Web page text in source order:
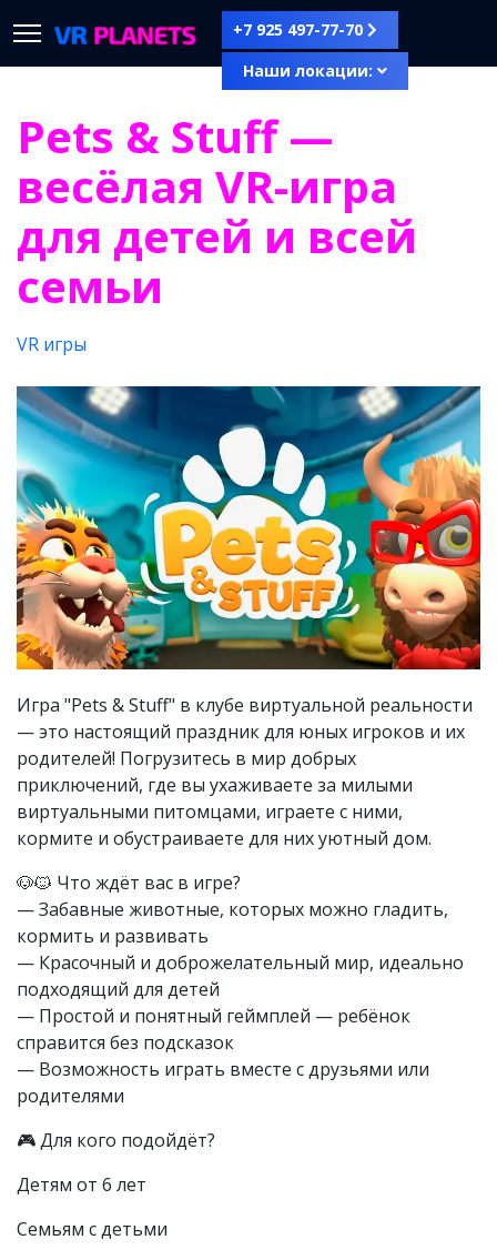
+7 925 497-77-70
Наши локации:
Pets & Stuff —
весёлая VR-игра
для детей и всей
семьи
VR игры
Игра "Pets & Stuff" в клубе виртуальной реальности
— это настоящий праздник для юных игроков и их
родителей! Погрузитесь в мир добрых
приключений, где вы ухаживаете за милыми
виртуальными питомцами, играете с ними,
кормите и обустраиваете для них уютный дом.
🐶🐱 Что ждёт вас в игре?
— Забавные животные, которых можно гладить,
кормить и развивать
— Красочный и доброжелательный мир, идеально
подходящий для детей
— Простой и понятный геймплей — ребёнок
справится без подсказок
— Возможность играть вместе с друзьями или
родителями
🎮 Для кого подойдёт?
Детям от 6 лет
Семьям с детьми